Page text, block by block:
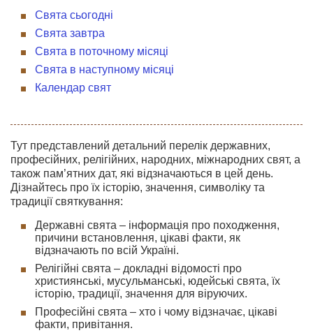
Свята сьогодні
Свята завтра
Свята в поточному місяці
Свята в наступному місяці
Календар свят
Тут представлений детальний перелік державних,
професійних, релігійних, народних, міжнародних свят, а
також пам’ятних дат, які відзначаються в цей день.
Дізнайтесь про їх історію, значення, символіку та
традиції святкування:
Державні свята – інформація про походження,
причини встановлення, цікаві факти, як
відзначають по всій Україні.
Релігійні свята – докладні відомості про
християнські, мусульманські, юдейські свята, їх
історію, традиції, значення для віруючих.
Професійні свята – хто і чому відзначає, цікаві
факти, привітання.